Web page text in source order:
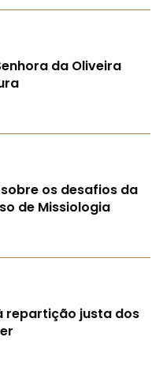
da Oliveira
os desafios da
de Missiologia
repartição justa dos